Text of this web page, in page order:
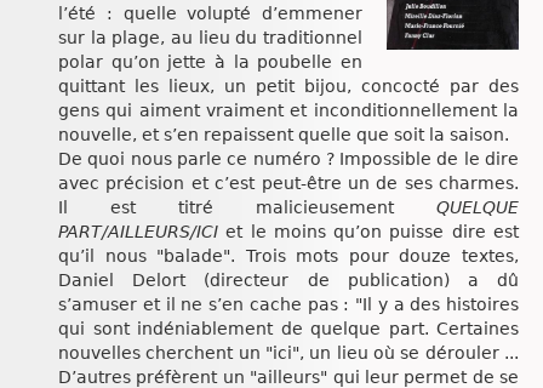
l’été : quelle volupté d’emmener
sur la plage, au lieu du traditionnel
polar qu’on jette à la poubelle en
quittant les lieux, un petit bijou, concocté par des
gens qui aiment vraiment et inconditionnellement la
nouvelle, et s’en repaissent quelle que soit la saison.
De quoi nous parle ce numéro ? Impossible de le dire
avec précision et c’est peut-être un de ses charmes.
Il est titré malicieusement QUELQUE
PART/AILLEURS/ICI et le moins qu’on puisse dire est
qu’il nous "balade". Trois mots pour douze textes,
Daniel Delort (directeur de publication) a dû
s’amuser et il ne s’en cache pas : "Il y a des histoires
qui sont indéniablement de quelque part. Certaines
nouvelles cherchent un "ici", un lieu où se dérouler ...
D’autres préfèrent un "ailleurs" qui leur permet de se